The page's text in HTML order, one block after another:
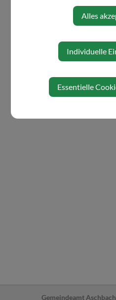
⇐ zurück
Gemeindeamt
Alles
Individuelle
Essentielle